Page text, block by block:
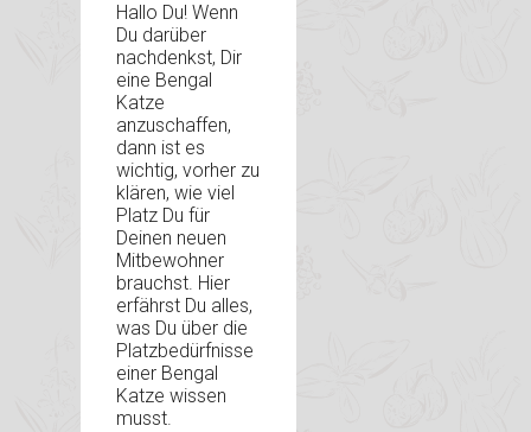
Hallo Du! Wenn
Du darüber
nachdenkst, Dir
eine Bengal
Katze
anzuschaffen,
dann ist es
wichtig, vorher zu
klären, wie viel
Platz Du für
Deinen neuen
Mitbewohner
brauchst. Hier
erfährst Du alles,
was Du über die
Platzbedürfnisse
einer Bengal
Katze wissen
musst.